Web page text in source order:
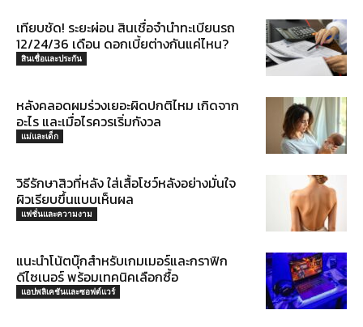
เทียบชัด! ระยะผ่อน สินเชื่อจำนำทะเบียนรถ
12/24/36 เดือน ดอกเบี้ยต่างกันแค่ไหน?
สินเชื่อและประกัน
หลังคลอดผมร่วงเยอะผิดปกติไหม เกิดจาก
อะไร และเมื่อไรควรเริ่มกังวล
แม่และเด็ก
วิธีรักษาสิวที่หลัง ใส่เสื้อโชว์หลังอย่างมั่นใจ
ผิวเรียบขึ้นแบบเห็นผล
แฟชั่นและความงาม
แนะนำโน้ตบุ๊กสำหรับเกมเมอร์และกราฟิก
ดีไซเนอร์ พร้อมเทคนิคเลือกซื้อ
แอปพลิเคชันและซอฟต์แวร์